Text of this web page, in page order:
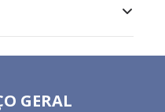
GERAL